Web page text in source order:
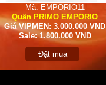
Mã: EMPORIO11
Quần PRIMO EMPORIO
Giá VIPMEN: 3.000.000 VND
Sale: 1.800.000 VND
Đặt mua